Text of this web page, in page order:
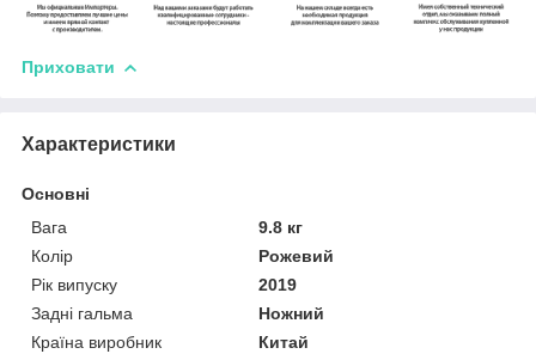
Приховати
Характеристики
Основні
Вага
9.8 кг
Колір
Рожевий
Рік випуску
2019
Задні гальма
Ножний
Країна виробник
Китай